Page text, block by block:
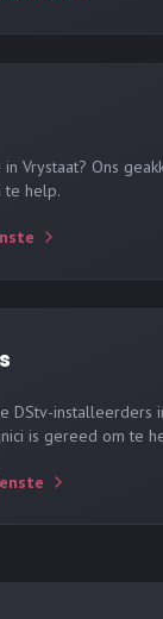
Vrystaat? Ons
te help.
DStv-installeerders
is gereed om te